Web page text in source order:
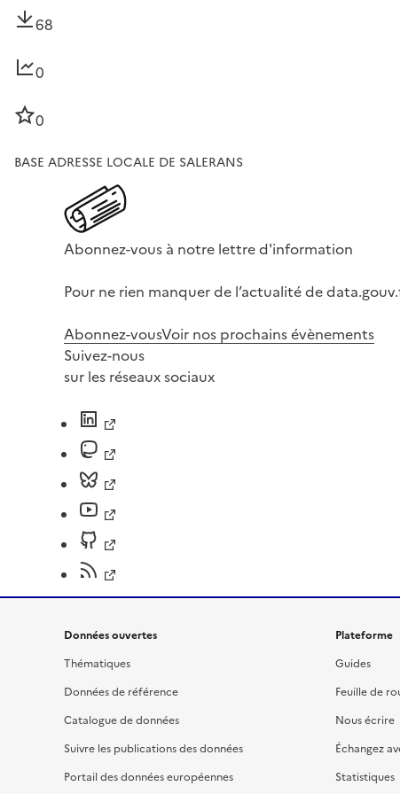
68
0
0
BASE ADRESSE LOCALE DE SALERANS
Abonnez-vous à notre lettre d'information
Pour ne rien manquer de l’actualité de
Abonnez-vousVoir nos prochains évènements
Suivez-nous
sur les réseaux sociaux
Données ouvertes
Thématiques
Données de référence
Catalogue de données
Suivre les publications des données
Portail des données européennes
Plateforme
Guides
Feuille de
Nous écrire
Échangez
Statistiques